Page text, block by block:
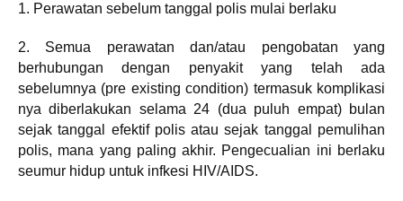
1. Perawatan sebelum tanggal polis mulai berlaku
2. Semua perawatan dan/atau pengobatan yang
berhubungan dengan penyakit yang telah ada
sebelumnya (pre existing condition) termasuk komplikasi
nya diberlakukan selama 24 (dua puluh empat) bulan
sejak tanggal efektif polis atau sejak tanggal pemulihan
polis, mana yang paling akhir. Pengecualian ini berlaku
seumur hidup untuk infkesi HIV/AIDS.